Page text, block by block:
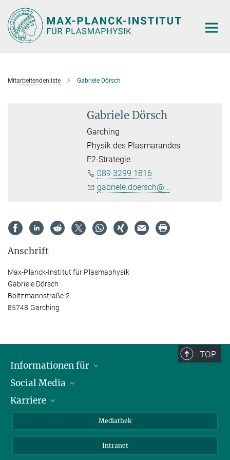
Hauptinhalt
Mitarbeitendenliste Gabriele Dörsch
Gabriele Dörsch
Garching
Physik des Plasmarandes
E2-Strategie
089 3299 1816
gabriele.doersch@...
Anschrift
Max-Planck-Institut für Plasmaphysik
Gabriele Dörsch
Boltzmannstraße 2
85748 Garching
TOP
Informationen für
Journalisten
Schule
Social Media
LinkedIn
Karriere
Mediathek
Intranet